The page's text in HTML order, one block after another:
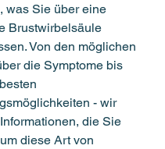
was Sie über eine
Brustwirbelsäule
Von den möglichen
die Symptome bis
- wir
die Sie
diese Art von